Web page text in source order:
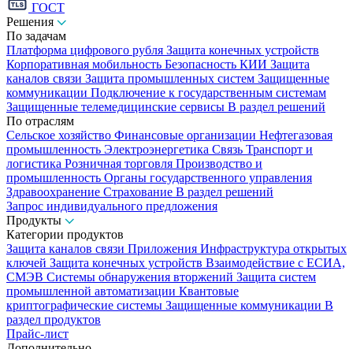
ГОСТ
Решения
По задачам
Платформа цифрового рубля Защита конечных устройств
Корпоративная мобильность Безопасность КИИ Защита
каналов связи Защита промышленных систем Защищенные
коммуникации Подключение к государственным системам
Защищенные телемедицинские сервисы В раздел решений
По отраслям
Сельское хозяйство Финансовые организации Нефтегазовая
промышленность Электроэнергетика Связь Транспорт и
логистика Розничная торговля Производство и
промышленность Органы государственного управления
Здравоохранение Страхование В раздел решений
Запрос индивидуального предложения
Продукты
Категории продуктов
Защита каналов связи Приложения Инфраструктура открытых
ключей Защита конечных устройств Взаимодействие с ЕСИА,
СМЭВ Системы обнаружения вторжений Защита систем
промышленной автоматизации Квантовые
криптографические системы Защищенные коммуникации В
раздел продуктов
Прайс-лист